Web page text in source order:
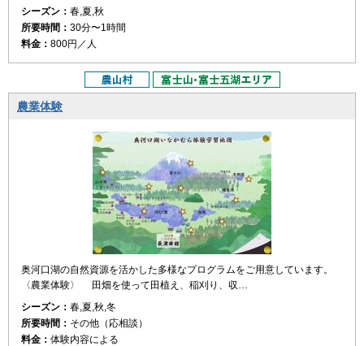
シーズン： 春,夏,秋
所要時間： 30分〜1時間
料金： 800円／人
農業体験
奥河口湖の自然資源を活かした多様なプログラムをご用意しています。
〈農業体験〉 田畑を使って田植え、稲刈り、収…
シーズン： 春,夏,秋,冬
所要時間： その他（応相談）
料金： 体験内容による